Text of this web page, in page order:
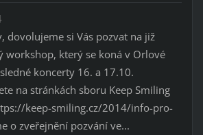
dovolujeme si Vás pozvat na již
workshop, který se koná v Orlové
koncerty 16. a 17.10.
na stránkách sboru Keep Smiling
keep-smiling.cz/2014/info-pro-
o zveřejnění pozvání ve...